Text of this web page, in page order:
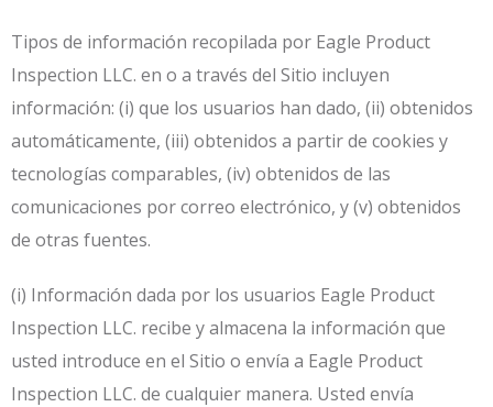
Tipos de información recopilada por Eagle Product
Inspection LLC. en o a través del Sitio incluyen
información: (i) que los usuarios han dado, (ii) obtenidos
automáticamente, (iii) obtenidos a partir de cookies y
tecnologías comparables, (iv) obtenidos de las
comunicaciones por correo electrónico, y (v) obtenidos
de otras fuentes.
(i) Información dada por los usuarios Eagle Product
Inspection LLC. recibe y almacena la información que
usted introduce en el Sitio o envía a Eagle Product
Inspection LLC. de cualquier manera. Usted envía